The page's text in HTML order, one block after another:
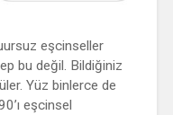
eşcinseller
bu değil. Bildiğiniz
Yüz binlerce de
eşcinsel